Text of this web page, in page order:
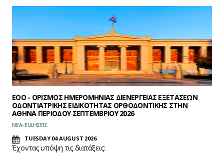
EOO - ΟΡΙΣΜΟΣ ΗΜΕΡΟΜΗΝΙΑΣ ΔΙΕΝΕΡΓΕΙΑΣ ΕΞΕΤΑΣΕΩΝ
ΟΔΟΝΤΙΑΤΡΙΚΗΣ ΕΙΔΙΚΟΤΗΤΑΣ ΟΡΘΟΔΟΝΤΙΚΗΣ ΣΤΗΝ
ΑΘΗΝΑ ΠΕΡΙΟΔΟΥ ΣΕΠΤΕΜΒΡΙΟΥ 2026
ΝΕΑ-ΕΙΔΗΣΕΙΣ
TUESDAY 04 AUGUST 2026
Έχοντας υπόψη τις διατάξεις: